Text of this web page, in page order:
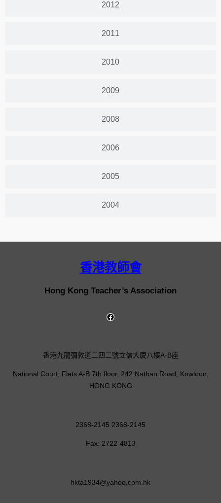
2012
2011
2010
2009
2008
2006
2005
2004
香港教師會
Hong Kong Teacher’s Association
香港九龍彌敦道二四二號立信大廈八樓A-B座
National Court, Flats A-B 7th floor, 242 Nathan Road, Kowloon,
HONG KONG
2368-2145 2368-2145
Fax: 2722-4813
hkta1934@yahoo.com.hk